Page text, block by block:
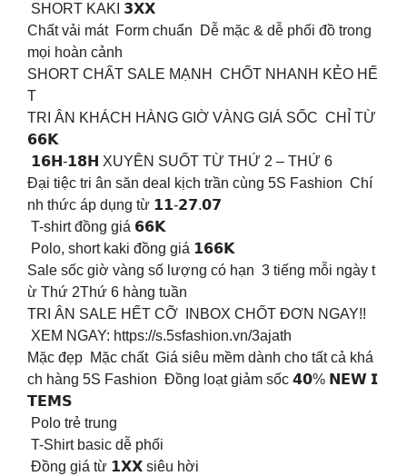
SHORT KAKI 𝟯𝗫𝗫
Chất vải mát Form chuẩn Dễ mặc & dễ phối đồ trong
mọi hoàn cảnh
SHORT CHẤT SALE MẠNH CHỐT NHANH KẺO HẾ
T
TRI ÂN KHÁCH HÀNG GIỜ VÀNG GIÁ SỐC ️ CHỈ TỪ
𝟲𝟲𝗞
𝟭𝟲𝗛-𝟭𝟴𝗛 XUYÊN SUỐT TỪ THỨ 2 – THỨ 6
Đại tiệc tri ân săn deal kịch trần cùng 5S Fashion Chí
nh thức áp dụng từ 𝟭𝟭-𝟮𝟳.𝟬𝟳
️ T-shirt đồng giá 𝟲𝟲𝗞
️ Polo, short kaki đồng giá 𝟭𝟲𝟲𝗞
Sale sốc giờ vàng số lượng có hạn 3 tiếng mỗi ngày t
ừ Thứ 2Thứ 6 hàng tuần
TRI ÂN SALE HẾT CỠ INBOX CHỐT ĐƠN NGAY!!
XEM NGAY: https://s.5sfashion.vn/3ajath
Mặc đẹp Mặc chất Giá siêu mềm dành cho tất cả khá
ch hàng 5S Fashion Đồng loạt giảm sốc 𝟰𝟬% 𝗡𝗘𝗪 𝗜
𝗧𝗘𝗠𝗦
Polo trẻ trung
T-Shirt basic dễ phối
Đồng giá từ 𝟭𝗫𝗫 siêu hời